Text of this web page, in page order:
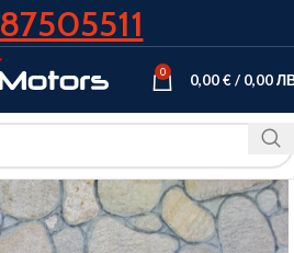
0 0,00€/ 0,00